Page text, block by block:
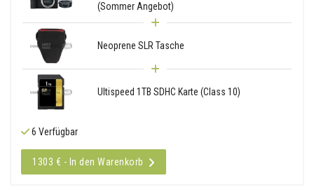
(Sommer Angebot)
Neoprene SLR Tasche
Ultispeed 1TB SDHC Karte (Class 10)
6 Verfügbar
1303 € - In den Warenkorb